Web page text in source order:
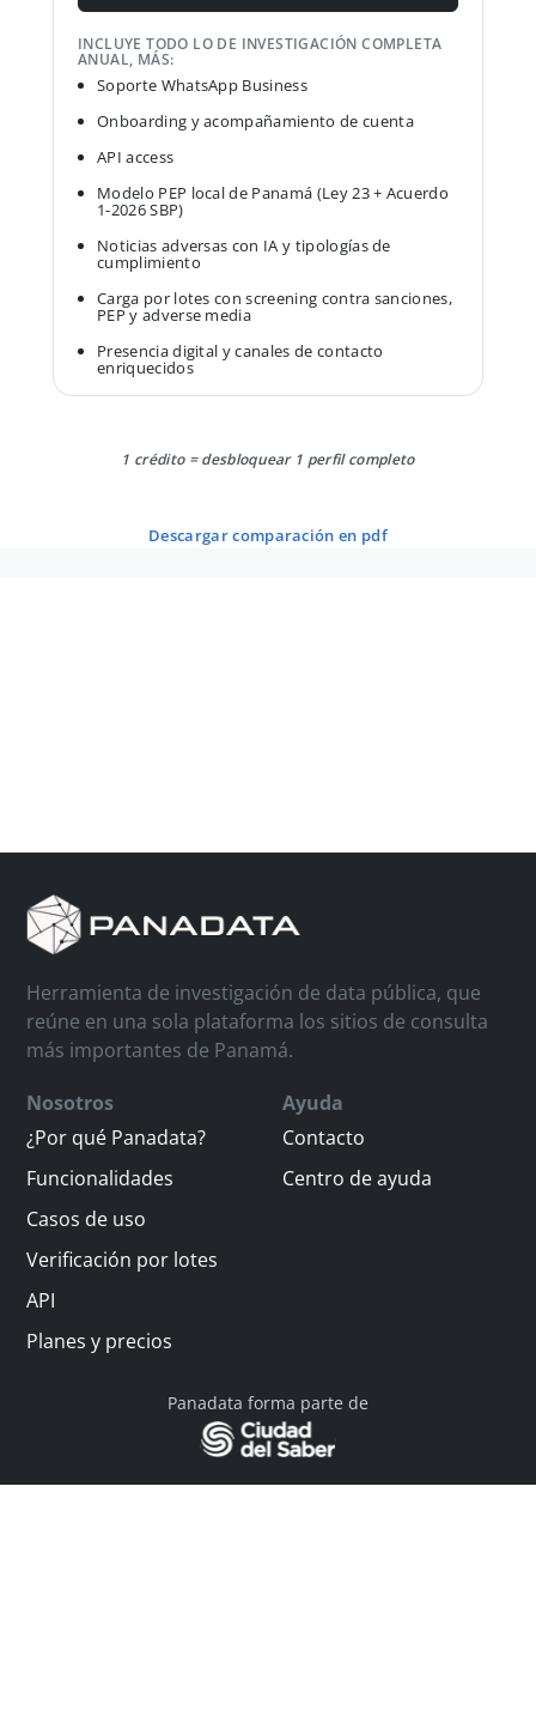
INCLUYE TODO LO DE INVESTIGACIÓN COMPLETA
ANUAL, MÁS:
Soporte WhatsApp Business
Onboarding y acompañamiento de cuenta
API access
Modelo PEP local de Panamá (Ley 23 + Acuerdo
1-2026 SBP)
Noticias adversas con IA y tipologías de
cumplimiento
Carga por lotes con screening contra sanciones,
PEP y adverse media
Presencia digital y canales de contacto
enriquecidos
1 crédito = desbloquear 1 perfil completo
descargar comparación en pdf
Herramienta de investigación de data pública, que
reúne en una sola plataforma los sitios de consulta
más importantes de Panamá.
Nosotros
¿Por qué Panadata?
Funcionalidades
Casos de uso
Verificación por lotes
API
Planes y precios
Ayuda
Contacto
Centro de ayuda
Panadata forma parte de